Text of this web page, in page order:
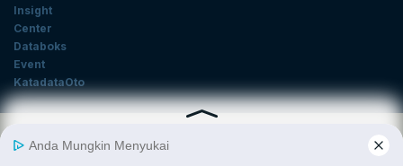
Insight
Center
Databoks
Event
KatadataOto